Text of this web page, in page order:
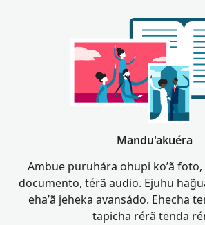
Mandu'akuéra
Ambue puruhára ohupi ko’ã foto,
documento, térã audio. Ejuhu
eha’ã jeheka avansádo. Ehecha
tapicha rérã tenda